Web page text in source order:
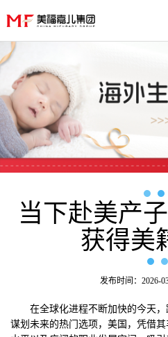
子
优
势
服
务
流
月
子
成
当下赴美产
获得美
发布时间：2026-
在全球化进程不断加快的今天，
谋划未来的热门选项，美国，凭借